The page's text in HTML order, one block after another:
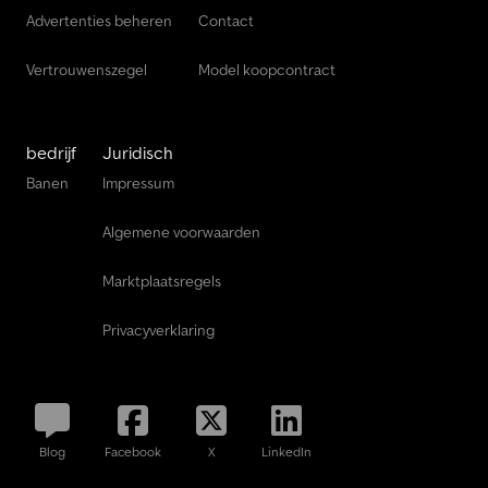
Advertenties beheren
Vertrouwenszegel
Contact
Model koopcontract
bedrijf
Banen
Juridisch
Impressum
Algemene voorwaarden
Marktplaatsregels
Privacyverklaring
Blog Facebook X LinkedIn